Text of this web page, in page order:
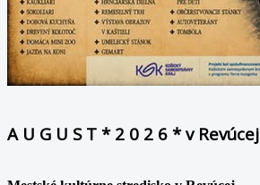
A U G U S T * 2 0 2 6 * v Revúcej